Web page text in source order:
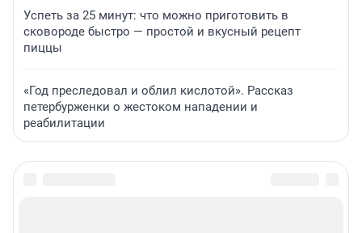
Успеть за 25 минут: что можно приготовить в
сковороде быстро — простой и вкусный рецепт
пиццы
«Год преследовал и облил кислотой». Рассказ
петербурженки о жестоком нападении и
реабилитации